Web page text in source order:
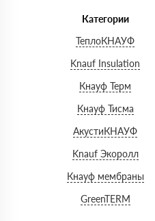
Категории
ТеплоКНАУФ
Knauf Insulation
Кнауф Терм
Кнауф Тисма
АкустиКНАУФ
Knauf Экоролл
Кнауф мембраны
GreenTERM